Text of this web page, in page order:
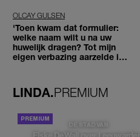
OLCAY GULSEN
'Toen kwam dat formulier:
welke naam wilt u na uw
huwelijk dragen? Tot mijn
eigen verbazing aarzelde ik
LINDA.PREMIUM
DE STAD VAN